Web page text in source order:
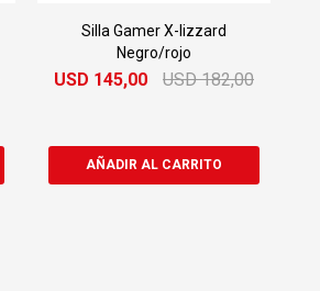
Silla Gamer X-lizzard
Negro/rojo
USD 145,00 USD 182,00